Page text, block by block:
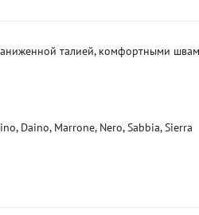
талией, комфортными
Daino, Marrone, Nero, Sabbia, Sierra